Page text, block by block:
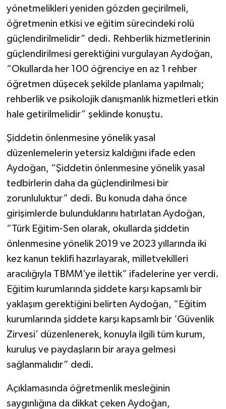
yönetmelikleri yeniden gözden geçirilmeli,
öğretmenin etkisi ve eğitim sürecindeki rolü
güçlendirilmelidir” dedi. Rehberlik hizmetlerinin
güçlendirilmesi gerektiğini vurgulayan Aydoğan,
“Okullarda her 100 öğrenciye en az 1 rehber
öğretmen düşecek şekilde planlama yapılmalı;
rehberlik ve psikolojik danışmanlık hizmetleri etkin
hale getirilmelidir” şeklinde konuştu.
Şiddetin önlenmesine yönelik yasal
düzenlemelerin yetersiz kaldığını ifade eden
Aydoğan, “Şiddetin önlenmesine yönelik yasal
tedbirlerin daha da güçlendirilmesi bir
zorunluluktur” dedi. Bu konuda daha önce
girişimlerde bulunduklarını hatırlatan Aydoğan,
“Türk Eğitim-Sen olarak, okullarda şiddetin
önlenmesine yönelik 2019 ve 2023 yıllarında iki
kez kanun teklifi hazırlayarak, milletvekilleri
aracılığıyla TBMM’ye ilettik” ifadelerine yer verdi.
Eğitim kurumlarında şiddete karşı kapsamlı bir
yaklaşım gerektiğini belirten Aydoğan, “Eğitim
kurumlarında şiddete karşı kapsamlı bir ‘Güvenlik
Zirvesi’ düzenlenerek, konuyla ilgili tüm kurum,
kuruluş ve paydaşların bir araya gelmesi
sağlanmalıdır” dedi.
Açıklamasında öğretmenlik mesleğinin
saygınlığına da dikkat çeken Aydoğan,